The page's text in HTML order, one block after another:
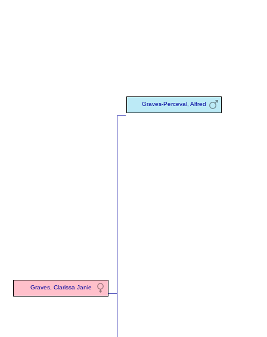
Graves, Clarissa Janie
Graves-Perceval, Alfred